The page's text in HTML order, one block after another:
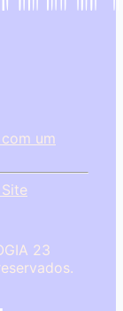
um
23